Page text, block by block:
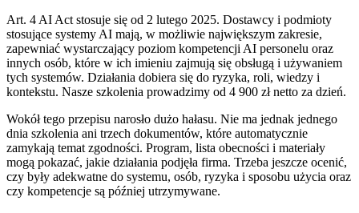
Art. 4 AI Act stosuje się od 2 lutego 2025. Dostawcy i podmioty
stosujące systemy AI mają, w możliwie największym zakresie,
zapewniać wystarczający poziom kompetencji AI personelu oraz
innych osób, które w ich imieniu zajmują się obsługą i używaniem
tych systemów. Działania dobiera się do ryzyka, roli, wiedzy i
kontekstu. Nasze szkolenia prowadzimy od 4 900 zł netto za dzień.
Wokół tego przepisu narosło dużo hałasu. Nie ma jednak jednego
dnia szkolenia ani trzech dokumentów, które automatycznie
zamykają temat zgodności. Program, lista obecności i materiały
mogą pokazać, jakie działania podjęła firma. Trzeba jeszcze ocenić,
czy były adekwatne do systemu, osób, ryzyka i sposobu użycia oraz
czy kompetencje są później utrzymywane.